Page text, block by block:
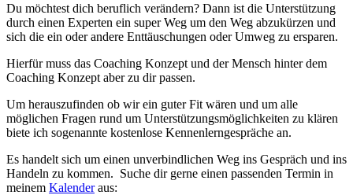
Du möchtest dich beruflich verändern? Dann ist die Unterstützung
durch einen Experten ein super Weg um den Weg abzukürzen und
sich die ein oder andere Enttäuschungen oder Umweg zu ersparen.
Hierfür muss das Coaching Konzept und der Mensch hinter dem
Coaching Konzept aber zu dir passen.
Um herauszufinden ob wir ein guter Fit wären und um alle
möglichen Fragen rund um Unterstützungsmöglichkeiten zu klären
biete ich sogenannte kostenlose Kennenlerngespräche an.
Es handelt sich um einen unverbindlichen Weg ins Gespräch und ins
Handeln zu kommen. Suche dir gerne einen passenden Termin in
meinem Kalenderaus: